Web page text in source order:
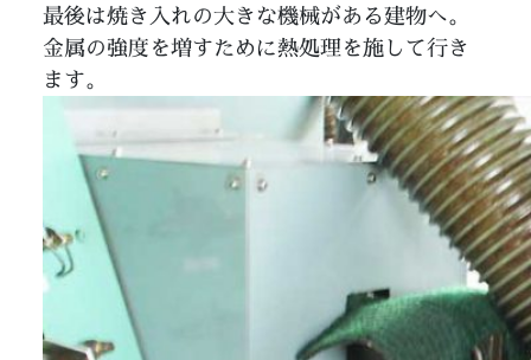
最後は焼き入れの大きな機械がある建物へ。
金属の強度を増すために熱処理を施して行き
ます。